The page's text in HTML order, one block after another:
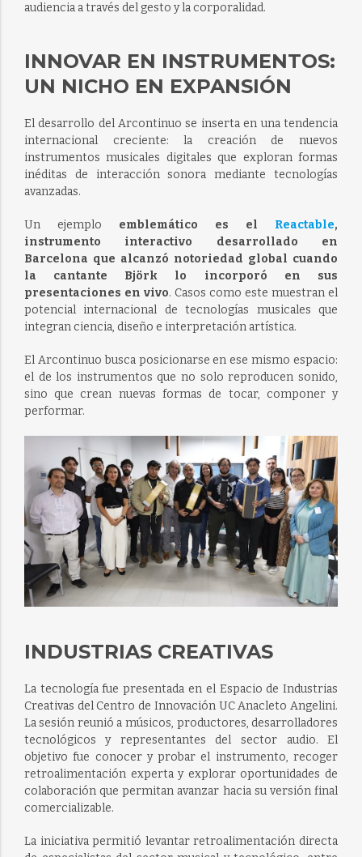
audiencia a través del gesto y la corporalidad.
INNOVAR EN INSTRUMENTOS:
UN NICHO EN EXPANSIÓN
El desarrollo del Arcontinuo se inserta en una tendencia
internacional creciente: la creación de nuevos
instrumentos musicales digitales que exploran formas
inéditas de interacción sonora mediante tecnologías
avanzadas.
Un ejemplo emblemático es el Reactable,
instrumento interactivo desarrollado en
Barcelona que alcanzó notoriedad global cuando
la cantante Björk lo incorporó en sus
presentaciones en vivo. Casos como este muestran el
potencial internacional de tecnologías musicales que
integran ciencia, diseño e interpretación artística.
El Arcontinuo busca posicionarse en ese mismo espacio:
el de los instrumentos que no solo reproducen sonido,
sino que crean nuevas formas de tocar, componer y
performar.
INDUSTRIAS CREATIVAS
La tecnología fue presentada en el Espacio de Industrias
Creativas del Centro de Innovación UC Anacleto Angelini.
La sesión reunió a músicos, productores, desarrolladores
tecnológicos y representantes del sector audio. El
objetivo fue conocer y probar el instrumento, recoger
retroalimentación experta y explorar oportunidades de
colaboración que permitan avanzar hacia su versión final
comercializable.
La iniciativa permitió levantar retroalimentación directa